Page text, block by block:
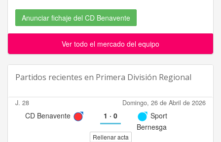
Anunciar fichaje del CD Benavente
Ver todo el mercado del equipo
Partidos recientes en Primera División Regional
J. 28 Domingo, 26 de Abril de 2026
CD Benavente 1 · 0
Sport
Bernesga
Rellenar acta